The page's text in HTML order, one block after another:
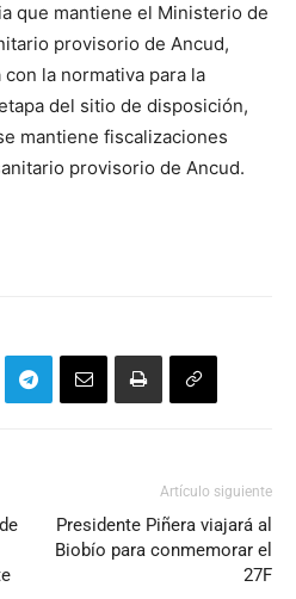
que mantiene el Ministerio de
provisorio de Ancud,
la normativa para la
del sitio de disposición,
mantiene fiscalizaciones
provisorio de Ancud.
Artículo siguiente
Presidente Piñera viajará al
Biobío para conmemorar el
27F